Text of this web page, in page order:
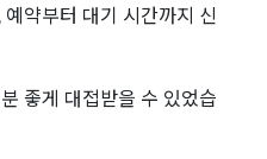
약부터 대기 시간까지 신
좋게 대접받을 수 있었습